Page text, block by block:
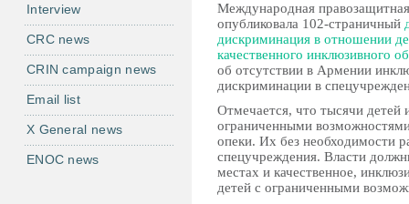
Международная
опубликовала 102-страничный
дискриминация в отношении
качественного инклюзивного
об отсутствии в Армении
дискриминации в
Отмечается, что тысячи детей
ограниченными
опеки. Их без необходимости
спецучреждения. Власти
местах и качественное,
детей с ограниченными
Interview
CRC news
CRIN campaign news
Email list
X General news
ENOC news